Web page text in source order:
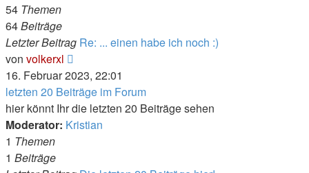
54 Themen
64Beiträge
Letzter Beitrag Re: ... einen habe ich noch :)
von volkerxl
Beitrag
16. Februar 2023, 22:01
letzten 20 Beiträge im Forum
hier könnt Ihr die letzten 20 Beiträge sehen
Moderator: Kristian
1 Themen
1 Beiträge